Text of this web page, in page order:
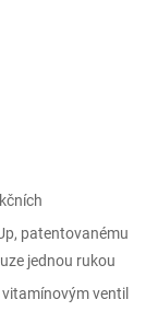
patentovanému
jednou rukou
ventil